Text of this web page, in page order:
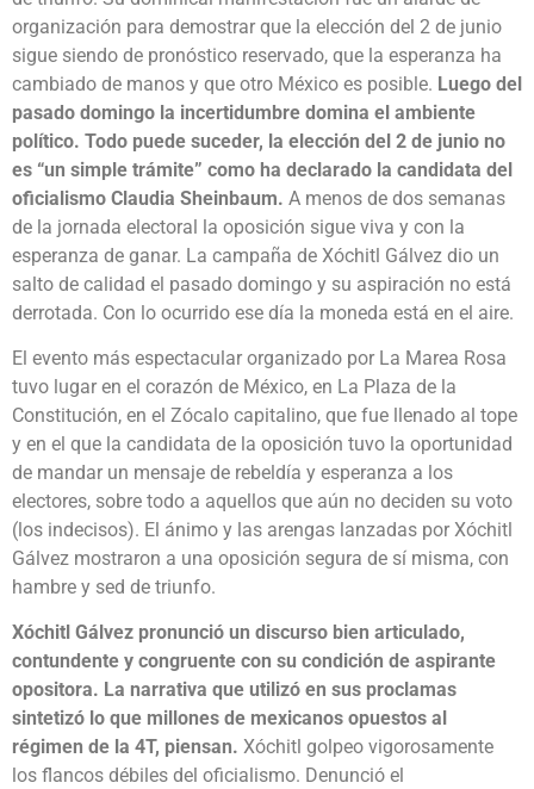
organización para demostrar que la elección del 2 de junio
sigue siendo de pronóstico reservado, que la esperanza ha
cambiado de manos y que otro México es posible. Luego del
pasado domingo la incertidumbre domina el ambiente
político. Todo puede suceder, la elección del 2 de junio no
es “un simple trámite” como ha declarado la candidata del
oficialismo Claudia Sheinbaum. A menos de dos semanas
de la jornada electoral la oposición sigue viva y con la
esperanza de ganar. La campaña de Xóchitl Gálvez dio un
salto de calidad el pasado domingo y su aspiración no está
derrotada. Con lo ocurrido ese día la moneda está en el aire.
El evento más espectacular organizado por La Marea Rosa
tuvo lugar en el corazón de México, en La Plaza de la
Constitución, en el Zócalo capitalino, que fue llenado al tope
y en el que la candidata de la oposición tuvo la oportunidad
de mandar un mensaje de rebeldía y esperanza a los
electores, sobre todo a aquellos que aún no deciden su voto
(los indecisos). El ánimo y las arengas lanzadas por Xóchitl
Gálvez mostraron a una oposición segura de sí misma, con
hambre y sed de triunfo.
Xóchitl Gálvez pronunció un discurso bien articulado,
contundente y congruente con su condición de aspirante
opositora. La narrativa que utilizó en sus proclamas
sintetizó lo que millones de mexicanos opuestos al
régimen de la 4T, piensan. Xóchitl golpeo vigorosamente
los flancos débiles del oficialismo. Denunció el